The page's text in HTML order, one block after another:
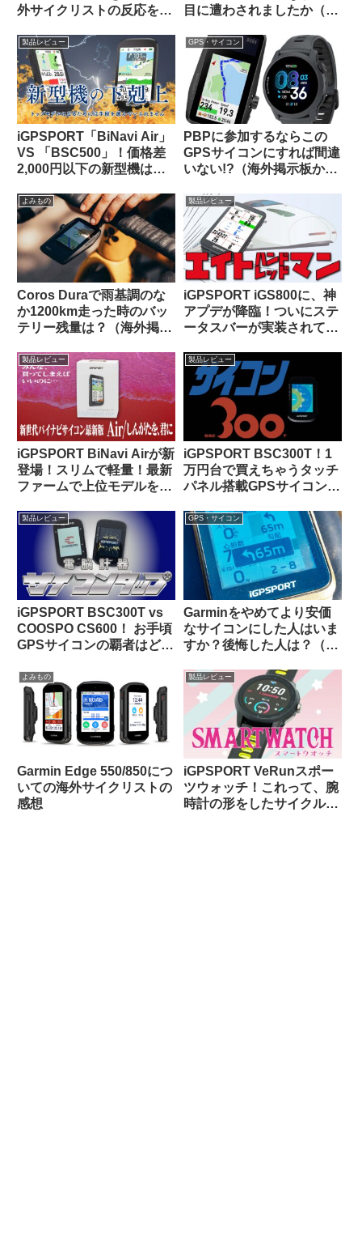
外サイクリストの反応を観
目に遭わされましたか（海
製品レビュー
iGPSPORT「BiNavi Air」
VS 「BSC500」！価格差
2,000円以下の新型機は、
るの？
GPS・サイコン
PBPに参加するならこの
GPSサイコンにすれば間違
いない!?（海外掲示板か
よみもの
Coros Duraで雨基調のな
か1200km走った時のバッ
テリー残量は？（海外掲示
製品レビュー
iGPSPORT iGS800に、神
アプデが降臨！ついにステ
ータスバーが実装されて俺
製品レビュー
iGPSPORT BiNavi Airが新
登場！スリムで軽量！最新
ファームで上位モデルを下
製品レビュー
iGPSPORT BSC300T！1
万円台で買えちゃうタッチ
パネル搭載GPSサイコンっ
製品レビュー
iGPSPORT BSC300T vs
COOSPO CS600！ お手頃
GPSサイコンの覇者はどっ
GPS・サイコン
Garminをやめてより安価
なサイコンにした人はいま
すか？後悔した人は？（海
iGPSportの最新評価】
よみもの
Garmin Edge 550/850につ
いての海外サイクリストの
感想
製品レビュー
iGPSPORT VeRunスポー
ツウォッチ！これって、腕
時計の形をしたサイクルコ